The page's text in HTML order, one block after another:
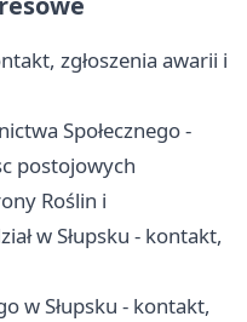
zgłoszenia awarii i
Społecznego -
postojowych
Roślin i
w Słupsku - kontakt,
w Słupsku - kontakt,